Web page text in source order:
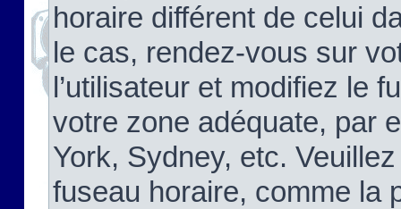
horaire différent de celui
le cas, rendez-vous sur
l’utilisateur et modifiez le
votre zone adéquate, par
York, Sydney, etc.
fuseau horaire, comme la